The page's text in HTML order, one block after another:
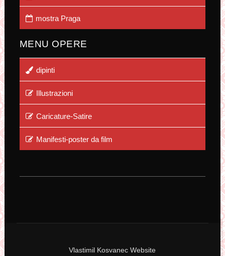
mostra Praga
MENU OPERE
dipinti
Illustrazioni
Caricature-Satire
Manifesti-poster da film
Vlastimil Kosvanec Website